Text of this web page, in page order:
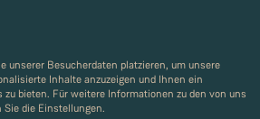
unserer Besucherdaten platzieren, um unsere
Inhalte anzuzeigen und Ihnen ein
bieten. Für weitere Informationen zu den von uns
die Einstellungen.